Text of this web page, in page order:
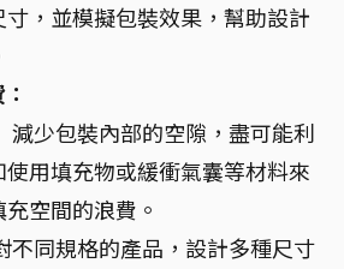
，並模擬包裝效果，幫助設計
減少包裝內部的空隙，盡可能利
用填充物或緩衝氣囊等材料來
空間的浪費。
不同規格的產品，設計多種尺寸